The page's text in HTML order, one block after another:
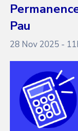
Agenda
Nos
Solutions
Pau
28 Nov 2025 -